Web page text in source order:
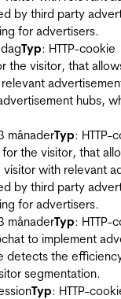
by third party
for advertisers.
Typ: HTTP-cookie
the visitor, that
hubs,
månaderTyp: HTTP-
for the visitor, that
with relevant
by third party
for advertisers.
månaderTyp: HTTP-
to implement
detects the
segmentation.
Typ: HTTP-